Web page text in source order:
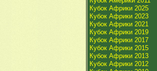
Кубок Африки 2025
Кубок Африки 2023
Кубок Африки 2021
Кубок Африки 2019
Кубок Африки 2017
Кубок Африки 2015
Кубок Африки 2013
Кубок Африки 2012